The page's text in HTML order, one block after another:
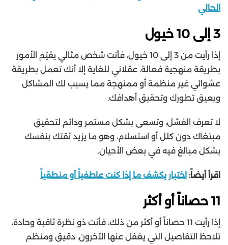
الحالي
3 إلى 10 خيول
إذا رأيت من 3 إلى 10 خيول، فأنت شخص مثالي يقيّم الأمور
بطريقة منهجية فعالة. عقلاني للغاية إلا أنك تعمل بطريقة
عشوائي غير منظمة أو ممنهجة مما يسبب لك المشاكل
ويعيق تطورك وتحقيق أهدافك.
لا تعرف الفشل، وتسعى بشكل مستمر ودائم لتحقيق
مبتغاك دون كلل أو استسلام، وهو ما يزيد ثقتك بنفسك
بشكل مبالغ فيه في بعض الأحيان.
اقرأ أيضاً: اختبار يكشف ما إذا كنت عاطفياً أو منطقياً
11 حصاناً أو أكثر
إذا رأيت 11 حصاناً أو أكثر من ذلك، فأنت ذو نظرة ثاقبة وحادة،
تلاحظ التفاصيل التي يغفل عنها الآخرون. دقيق ومنظم